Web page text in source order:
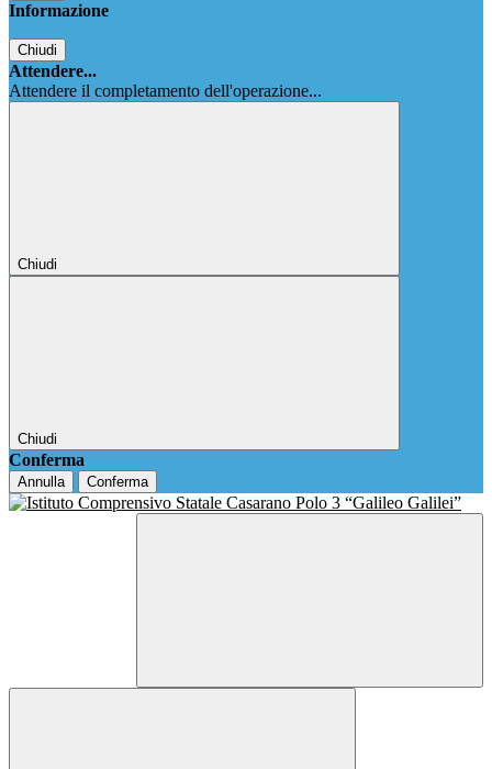
Informazione
Chiudi
Attendere...
Attendere il completamento dell'operazione...
Chiudi
Chiudi
Conferma
Annulla Conferma